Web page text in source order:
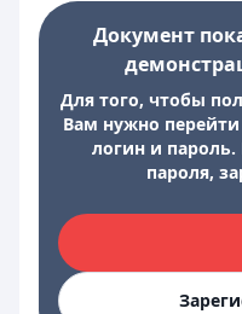
Документ
Для того, чтобы
Вам нужно
логин и пароль.
пароля,